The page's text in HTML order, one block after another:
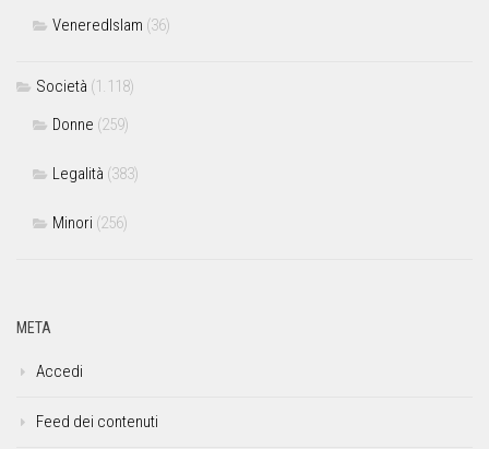
VeneredIslam (36)
Società (1.118)
Donne (259)
Legalità (383)
Minori (256)
META
Accedi
Feed dei contenuti